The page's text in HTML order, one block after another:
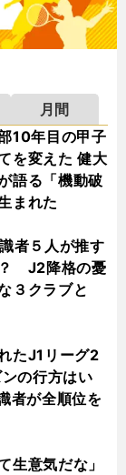
月間
10年目の甲子
を変えた 健大
語る「機動破
まれた
者５人が推す
J2降格の憂
３クラブと
たJ1リーグ2
の行方はい
者が全順位を
生意気だな」